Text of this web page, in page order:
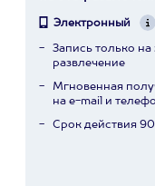
Электронный
Запись только на
развлечение
Мгновенная
на e-mail и
Срок действия